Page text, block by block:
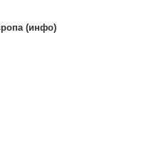
(инфо)